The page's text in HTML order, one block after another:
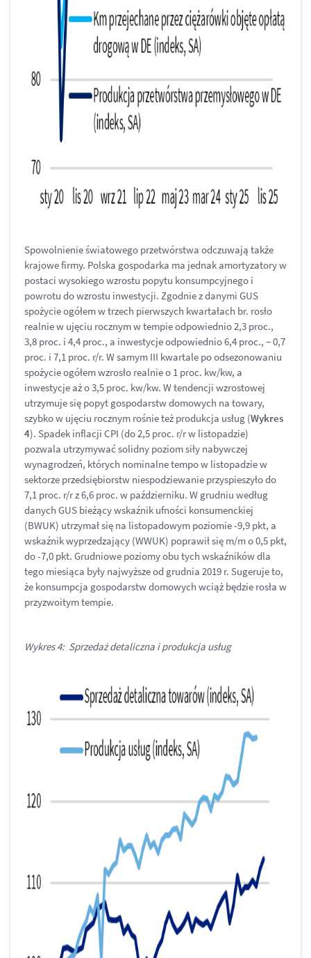
Spowolnienie światowego przetwórstwa odczuwają także
krajowe firmy. Polska gospodarka ma jednak amortyzatory w
postaci wysokiego wzrostu popytu konsumpcyjnego i
powrotu do wzrostu inwestycji. Zgodnie z danymi GUS
spożycie ogółem w trzech pierwszych kwartałach br. rosło
realnie w ujęciu rocznym w tempie odpowiednio 2,3 proc.,
3,8 proc. i 4,4 proc., a inwestycje odpowiednio 6,4 proc., − 0,7
proc. i 7,1 proc. r/r. W samym III kwartale po odsezonowaniu
spożycie ogółem wzrosło realnie o 1 proc. kw/kw, a
inwestycje aż o 3,5 proc. kw/kw. W tendencji wzrostowej
utrzymuje się popyt gospodarstw domowych na towary,
szybko w ujęciu rocznym rośnie też produkcja usług (Wykres
4). Spadek inflacji CPI (do 2,5 proc. r/r w listopadzie)
pozwala utrzymywać solidny poziom siły nabywczej
wynagrodzeń, których nominalne tempo w listopadzie w
sektorze przedsiębiorstw niespodziewanie przyspieszyło do
7,1 proc. r/r z 6,6 proc. w październiku. W grudniu według
danych GUS bieżący wskaźnik ufności konsumenckiej
(BWUK) utrzymał się na listopadowym poziomie -9,9 pkt, a
wskaźnik wyprzedzający (WWUK) poprawił się m/m o 0,5 pkt,
do -7,0 pkt. Grudniowe poziomy obu tych wskaźników dla
tego miesiąca były najwyższe od grudnia 2019 r. Sugeruje to,
że konsumpcja gospodarstw domowych wciąż będzie rosła w
przyzwoitym tempie.
Wykres 4: Sprzedaż detaliczna i produkcja usług